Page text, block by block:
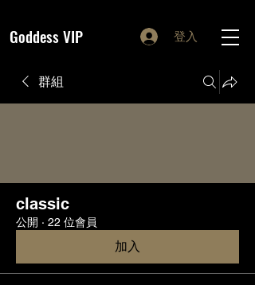
Goddess VIP 登入
群組
classic
公開 · 22 位會員
加入